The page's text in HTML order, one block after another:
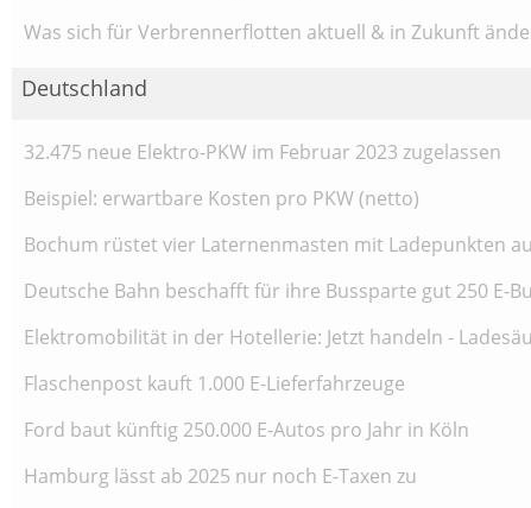
Was sich für Verbrennerflotten aktuell & in Zukunft
Deutschland
32.475 neue Elektro-PKW im Februar 2023 zugelassen
Beispiel: erwartbare Kosten pro PKW (netto)
Bochum rüstet vier Laternenmasten mit Ladepunkten
Deutsche Bahn beschafft für ihre Bussparte gut 250 E-
Elektromobilität in der Hotellerie: Jetzt handeln -
Flaschenpost kauft 1.000 E-Lieferfahrzeuge
Ford baut künftig 250.000 E-Autos pro Jahr in Köln
Hamburg lässt ab 2025 nur noch E-Taxen zu